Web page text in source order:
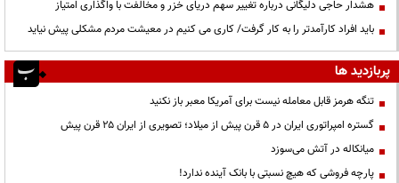
هشدار حاجی دلیگانی درباره تغییر سهم دریای خزر و مخالفت با واگذاری امتیاز
باید افراد کارآمدتر را به کار گرفت/ کاری می کنیم در معیشت مردم مشکلی پیش نیاید
پربازدید ها
تنگه هرمز قابل معامله نیست برای آمریکا معبر باز نکنید
گستره امپراتوری ایران در ۵ قرن پیش از میلاد؛ تصویری از ایران ۲۵ قرن پیش
میانکاله در آتش می‌سوزد
پارچه فروشی که هیچ نسبتی با بانک آینده ندارد!